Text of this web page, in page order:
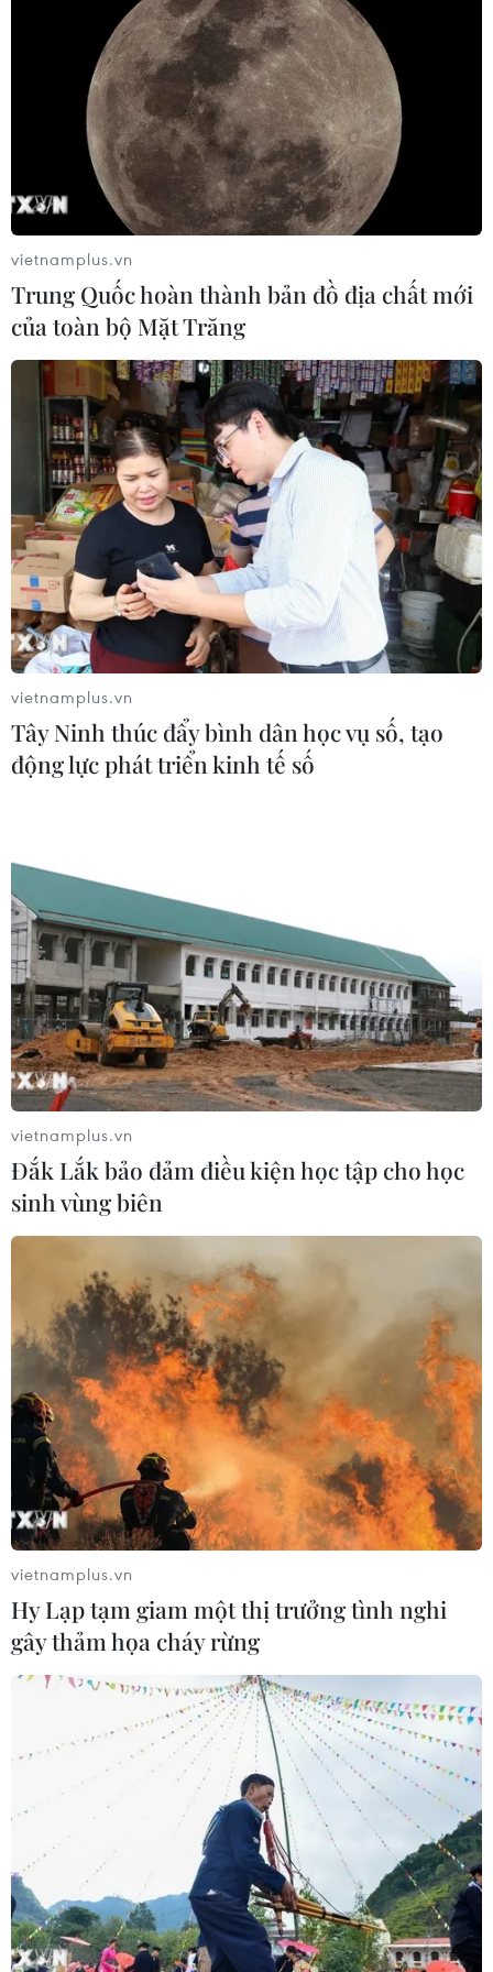
TIN CÙNG CHUYÊN MỤC
HLV Kim Sang-sik: 'Tôi mong Đình
Bắc vươn xa hơn tầm Đông Nam Á'
07/08/2026 16:54
vietnamplus.vn
Trung Quốc hoàn thành bản đồ địa chất mới
của toàn bộ Mặt Trăng
vietnamplus.vn
Tây Ninh thúc đẩy bình dân học vụ số, tạo
động lực phát triển kinh tế số
vietnamplus.vn
Đắk Lắk bảo đảm điều kiện học tập cho học
sinh vùng biên
vietnamplus.vn
Hy Lạp tạm giam một thị trưởng tình nghi
gây thảm họa cháy rừng